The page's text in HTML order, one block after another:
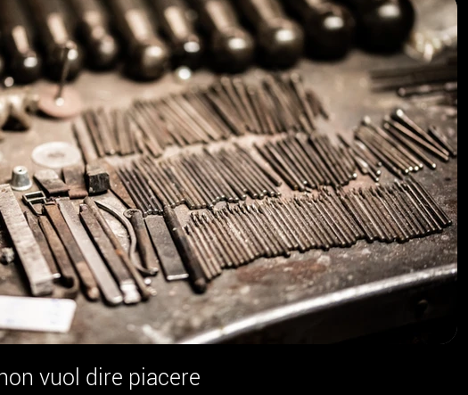
vuol dire piacere